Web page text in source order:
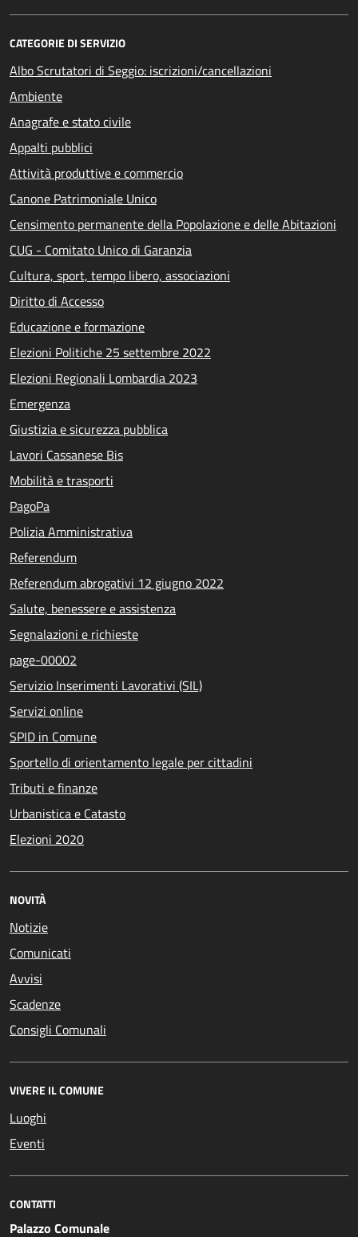
CATEGORIE DI SERVIZIO
Albo Scrutatori di Seggio: iscrizioni/cancellazioni
Ambiente
Anagrafe e stato civile
Appalti pubblici
Attività produttive e commercio
Canone Patrimoniale Unico
Censimento permanente della Popolazione e delle Abitazioni
CUG - Comitato Unico di Garanzia
Cultura, sport, tempo libero, associazioni
Diritto di Accesso
Educazione e formazione
Elezioni Politiche 25 settembre 2022
Elezioni Regionali Lombardia 2023
Emergenza
Giustizia e sicurezza pubblica
Lavori Cassanese Bis
Mobilità e trasporti
PagoPa
Polizia Amministrativa
Referendum
Referendum abrogativi 12 giugno 2022
Salute, benessere e assistenza
Segnalazioni e richieste
page-00002
Servizio Inserimenti Lavorativi (SIL)
Servizi online
SPID in Comune
Sportello di orientamento legale per cittadini
Tributi e finanze
Urbanistica e Catasto
Elezioni 2020
NOVITÀ
Notizie
Comunicati
Avvisi
Scadenze
Consigli Comunali
VIVERE IL COMUNE
Luoghi
Eventi
CONTATTI
Palazzo Comunale